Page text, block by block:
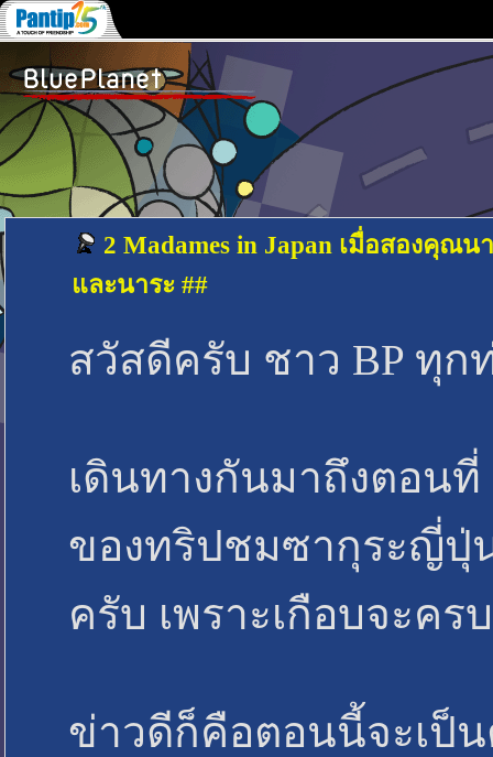
2 Madames in Japan เมื่อสองคุณ
และนาระ ##
สวัสดีครับ ชาว BP ทุก
เดินทางกันมาถึงตอน
ของทริปชมซากุระญี่ปุ่
ครับ เพราะเกือบจะค
ข่าวดีก็คือตอนนี้จะเป็